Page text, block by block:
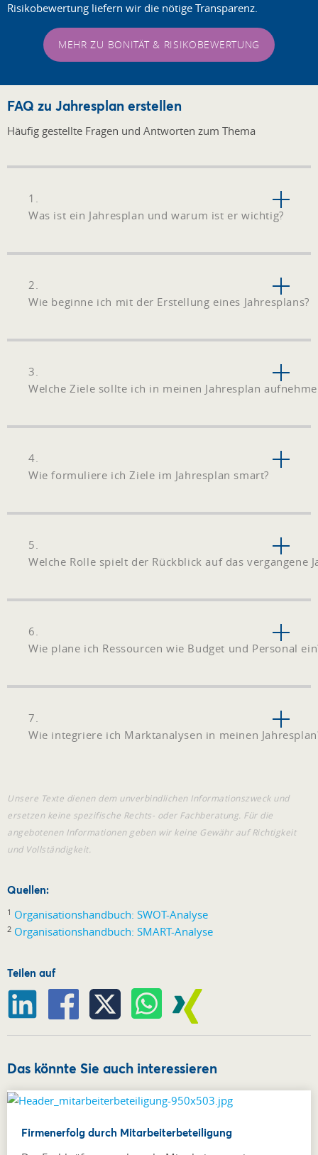
Risikobewertung liefern wir die nötige Transparenz.
MEHR ZU BONITÄT & RISIKOBEWERTUNG
FAQ zu Jahresplan erstellen
Häufig gestellte Fragen und Antworten zum Thema
1.
Was ist ein Jahresplan und warum ist er wichtig?
2.
Wie beginne ich mit der Erstellung eines Jahresplans?
3.
Welche Ziele sollte ich in meinen Jahresplan
4.
Wie formuliere ich Ziele im Jahresplan smart?
5.
Welche Rolle spielt der Rückblick auf das vergangene
6.
Wie plane ich Ressourcen wie Budget und Personal
7.
Wie integriere ich Marktanalysen in meinen
Unsere Texte dienen dem unverbindlichen Informationszweck und
ersetzen keine spezifische Rechts- oder Fachberatung. Für die
angebotenen Informationen geben wir keine Gewähr auf Richtigkeit
und Vollständigkeit.
Quellen:
1 Organisationshandbuch: SWOT-Analyse
2 Organisationshandbuch: SMART-Analyse
Teilen auf
Das könnte Sie auch interessieren
Firmenerfolg durch Mitarbeiterbeteiligung